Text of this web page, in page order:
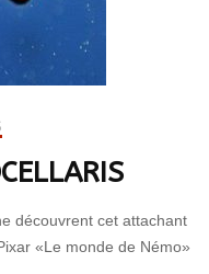
découvrent cet attachant
«Le monde de Némo»